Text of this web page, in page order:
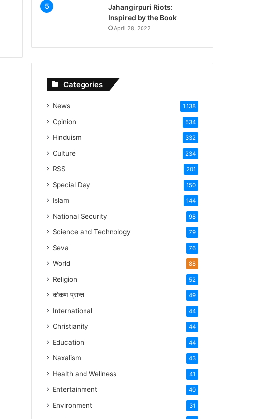
Jahangirpuri Riots:
Inspired by the Book
April 28, 2022
Categories
News 1,138
Opinion 534
Hinduism 332
Culture 234
RSS 201
Special Day 150
Islam 144
National Security 98
Science and Technology 79
Seva 76
World 88
Religion 52
कोकण प्रान्त 49
International 44
Christianity 44
Education 44
Naxalism 43
Health and Wellness 41
Entertainment 40
Environment 31